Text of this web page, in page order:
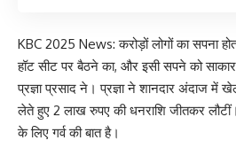
KBC 2025 News: करोड़ों लोगों का सपना
हॉट सीट पर बैठने का, और इसी सपने को साकार
प्रज्ञा प्रसाद ने। प्रज्ञा ने शानदार अंदाज में
लेते हुए 2 लाख रुपए की धनराशि जीतकर
के लिए गर्व की बात है।